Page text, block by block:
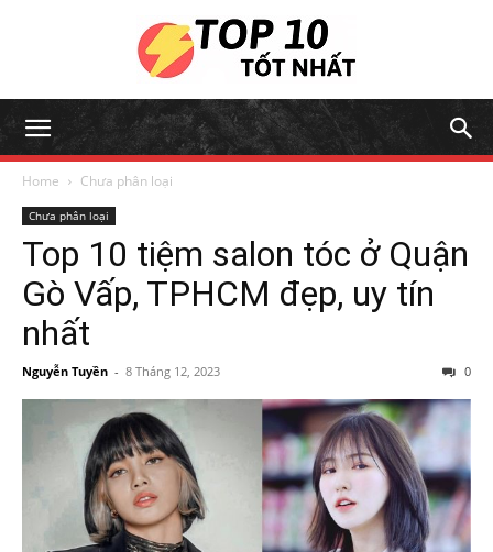
Home Chưa phân loại
Chưa phân loại
Top 10 tiệm salon tóc ở Quận
Gò Vấp, TPHCM đẹp, uy tín
nhất
Nguyễn Tuyền - 8 Tháng 12, 2023 0